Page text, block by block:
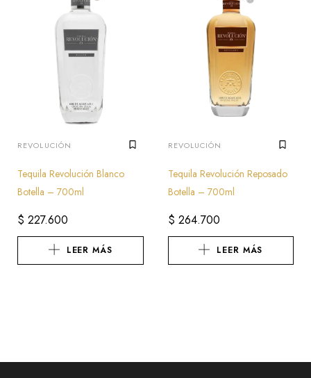
REVOLUCIÓN
Tequila Revolución Blanco
Botella – 700ml
$ 227.600
LEER MÁS
REVOLUCIÓN
Tequila Revolución Reposado
Botella – 700ml
$ 264.700
LEER MÁS